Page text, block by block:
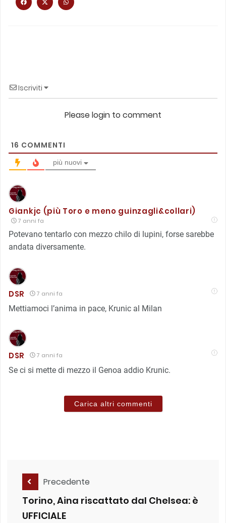
Iscriviti
Please login to comment
16 COMMENTI
più nuovi
Giankjc (più Toro e meno guinzagli&collari)
7 anni fa
Potevano tentarlo con mezzo chilo di lupini, forse sarebbe
andata diversamente.
DSR 7 anni fa
Mettiamoci l’anima in pace, Krunic al Milan
DSR 7 anni fa
Se ci si mette di mezzo il Genoa addio Krunic.
Carica altri commenti
Precedente
Torino, Aina riscattato dal Chelsea: è
UFFICIALE